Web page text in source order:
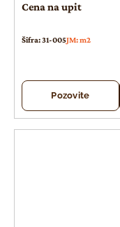
Cena na upit
Šifra: 31-005JM: m2
Pozovite